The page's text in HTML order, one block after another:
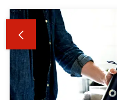
